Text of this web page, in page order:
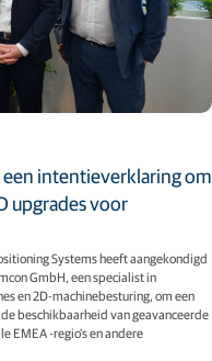
intentieverklaring om
upgrades voor
Systems heeft aangekondigd
GmbH, een specialist in
en 2D-machinebesturing, om een
beschikbaarheid van geavanceerde
EMEA -regio's en andere